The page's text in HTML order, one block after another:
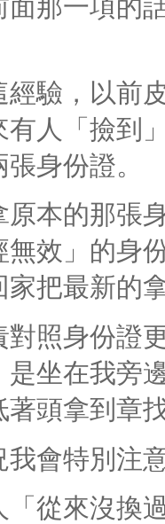
面那一項的
經驗，以前
有人「撿到
身份證。
原本的那張
無效」的身
家把最新的
對照身份證
是坐在我旁
著頭拿到章
我會特別注
「從來沒換